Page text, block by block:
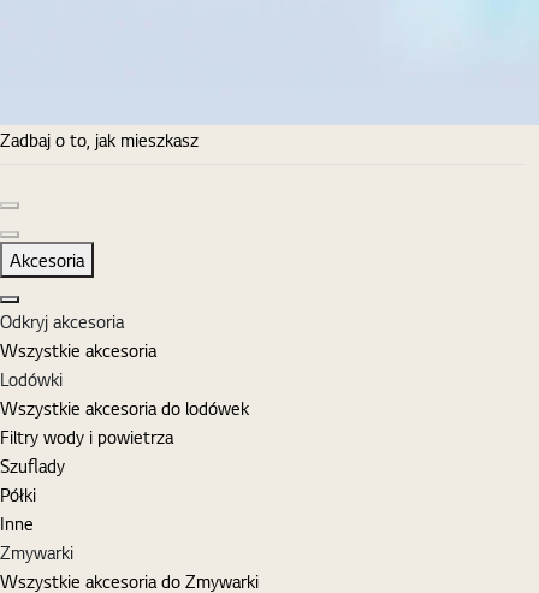
Zadbaj o to, jak mieszkasz
Następny slajd
Akcesoria
Zamknij
Odkryj akcesoria
Wszystkie akcesoria
Lodówki
Wszystkie akcesoria do lodówek
Filtry wody i powietrza
Szuflady
Półki
Inne
Zmywarki
Wszystkie akcesoria do Zmywarki